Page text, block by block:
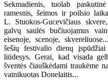
Sekmadienis, tuolab
ramesnis, šeimos ir poilsio
L. Stuokos-Gucevičiaus
galvų saulės bučiuojamus
eisenoje, scenoje,
šešių festivalio dienų
liūdesys. Gerai, kad visada
šventės čiauškėdami traukėme
vainikuotas Donelaitis...